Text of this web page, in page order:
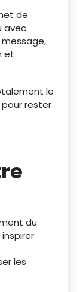
de
avec
et
le
rester
du
les